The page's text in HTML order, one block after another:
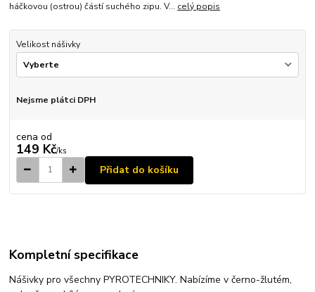
háčkovou (ostrou) částí suchého zipu. V... celý popis
Velikost nášivky
Nejsme plátci DPH
cena od
149 Kč/ks
Přidat do košíku
Kompletní specifikace
Nášivky pro všechny PYROTECHNIKY. Nabízíme v černo-žlutém,